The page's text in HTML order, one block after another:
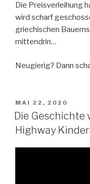
Die Preisverleihung
wird scharf
griechischen
mittendrin…
Neugierig? Dann
VERÖFFENTLICHT
AM
MAI 22, 2020
Die Geschichte
Highway